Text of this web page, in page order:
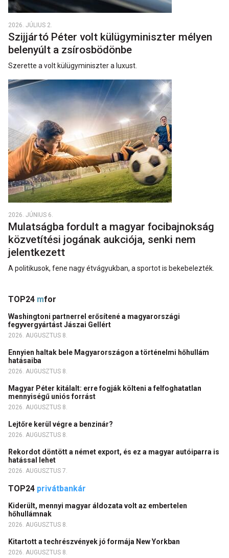
2026. JÚLIUS 2.
Szijjártó Péter volt külügyminiszter mélyen
belenyúlt a zsírosbödönbe
Szerette a volt külügyminiszter a luxust.
2026. JÚNIUS 6.
Mulatságba fordult a magyar focibajnokság
közvetítési jogának aukciója, senki nem
jelentkezett
A politikusok, fene nagy étvágyukban, a sportot is bekebelezték.
TOP24 mfor
Washingtoni partnerrel erősítené a magyarországi
fegyvergyártást Jászai Gellért
2026. AUGUSZTUS 8.
Ennyien haltak bele Magyarországon a történelmi hőhullám
hatásaiba
2026. AUGUSZTUS 8.
Magyar Péter kitálalt: erre fogják költeni a felfoghatatlan
mennyiségű uniós forrást
2026. AUGUSZTUS 8.
Lejtőre kerül végre a benzinár?
2026. AUGUSZTUS 8.
Rekordot döntött a német export, és ez a magyar autóiparra is
hatással lehet
2026. AUGUSZTUS 7.
TOP24 privátbankár
Kiderült, mennyi magyar áldozata volt az embertelen
hőhullámnak
2026. AUGUSZTUS 8.
Kitartott a techrészvények jó formája New Yorkban
2026. AUGUSZTUS 8.